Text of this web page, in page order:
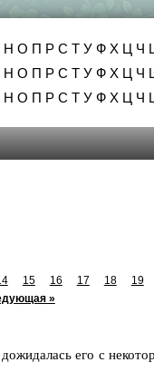
Н О П Р С Т У Ф Х Ц Ч
Н О П Р С Т У Ф Х Ц Ч
Н О П Р С Т У Ф Х Ц Ч
15 16 17 18 19
»
его с